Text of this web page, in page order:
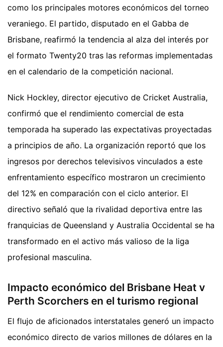
como los principales motores económicos del torneo
veraniego. El partido, disputado en el Gabba de
Brisbane, reafirmó la tendencia al alza del interés por
el formato Twenty20 tras las reformas implementadas
en el calendario de la competición nacional.
Nick Hockley, director ejecutivo de Cricket Australia,
confirmó que el rendimiento comercial de esta
temporada ha superado las expectativas proyectadas
a principios de año. La organización reportó que los
ingresos por derechos televisivos vinculados a este
enfrentamiento específico mostraron un crecimiento
del 12% en comparación con el ciclo anterior. El
directivo señaló que la rivalidad deportiva entre las
franquicias de Queensland y Australia Occidental se ha
transformado en el activo más valioso de la liga
profesional masculina.
Impacto económico del Brisbane Heat v
Perth Scorchers en el turismo regional
El flujo de aficionados interstatales generó un impacto
económico directo de varios millones de dólares en la